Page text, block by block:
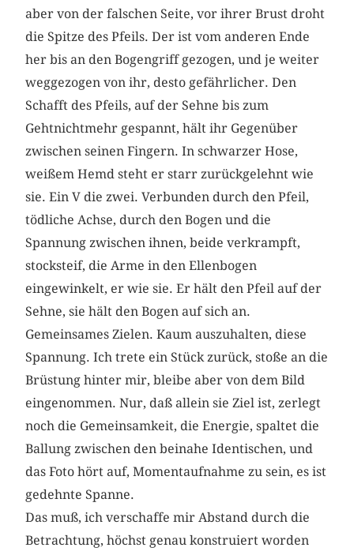
aber von der falschen Seite, vor ihrer Brust droht
die Spitze des Pfeils. Der ist vom anderen Ende
her bis an den Bogengriff gezogen, und je weiter
weggezogen von ihr, desto gefährlicher. Den
Schafft des Pfeils, auf der Sehne bis zum
Gehtnichtmehr gespannt, hält ihr Gegenüber
zwischen seinen Fingern. In schwarzer Hose,
weißem Hemd steht er starr zurückgelehnt wie
sie. Ein V die zwei. Verbunden durch den Pfeil,
tödliche Achse, durch den Bogen und die
Spannung zwischen ihnen, beide verkrampft,
stocksteif, die Arme in den Ellenbogen
eingewinkelt, er wie sie. Er hält den Pfeil auf der
Sehne, sie hält den Bogen auf sich an.
Gemeinsames Zielen. Kaum auszuhalten, diese
Spannung. Ich trete ein Stück zurück, stoße an die
Brüstung hinter mir, bleibe aber von dem Bild
eingenommen. Nur, daß allein sie Ziel ist, zerlegt
noch die Gemeinsamkeit, die Energie, spaltet die
Ballung zwischen den beinahe Identischen, und
das Foto hört auf, Momentaufnahme zu sein, es ist
gedehnte Spanne.
Das muß, ich verschaffe mir Abstand durch die
Betrachtung, höchst genau konstruiert worden